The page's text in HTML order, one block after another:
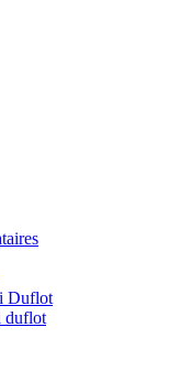
Duflot
duflot